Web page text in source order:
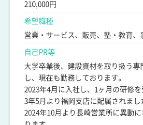
210,000円
希望職種
営業・サービス、販売、塾・教育、
自己PR等
大学卒業後、建設資材を取り扱う専
し、現在も勤務しております。
2023年4月に入社し、1ヶ月の研修
3年5月より福岡支店に配属されまし
2024年10月より長崎営業所に異動